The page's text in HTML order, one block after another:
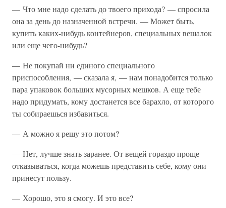
— Что мне надо сделать до твоего прихода? — спросила
она за день до назначенной встречи. — Может быть,
купить каких-нибудь контейнеров, специальных вешалок
или еще чего-нибудь?
— Не покупай ни единого специального
приспособления, — сказала я, — нам понадобится только
пара упаковок больших мусорных мешков. А еще тебе
надо придумать, кому достанется все барахло, от которого
ты собираешься избавиться.
— А можно я решу это потом?
— Нет, лучше знать заранее. От вещей гораздо проще
отказываться, когда можешь представить себе, кому они
принесут пользу.
— Хорошо, это я смогу. И это все?